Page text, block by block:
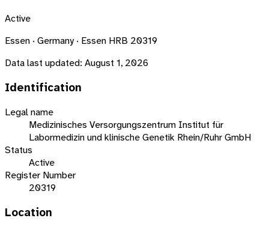
Active
Essen · Germany · Essen HRB 20319
Data last updated: August 1, 2026
Identification
Legal name
Medizinisches Versorgungszentrum Institut für
Labormedizin und klinische Genetik Rhein/Ruhr GmbH
Status
Active
Register Number
20319
Location